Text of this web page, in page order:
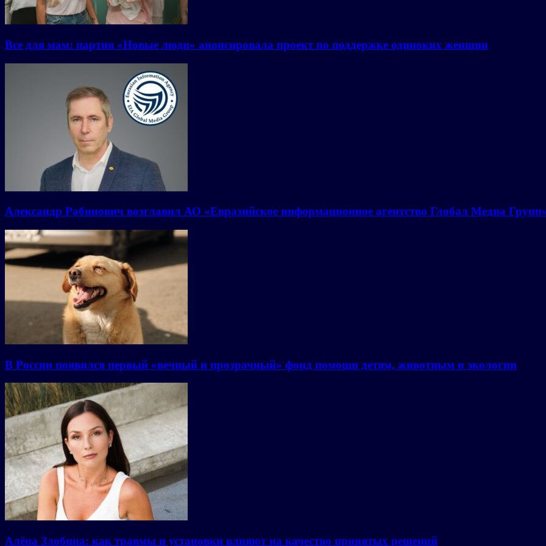
Все для мам: партия «Новые люди» анонсировала проект по поддержке одиноких женщин
Александр Рабинович возглавил АО «Евразийское информационное агентство Глобал Медиа
В России появился первый «вечный и прозрачный» фонд помощи детям, животным и экологии
Алёна Злобина: как травмы и установки влияют на качество принятых решений